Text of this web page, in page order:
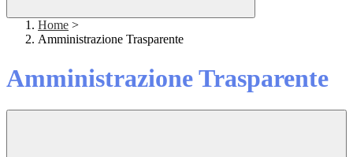
Home >
Amministrazione Trasparente
Amministrazione Trasparente